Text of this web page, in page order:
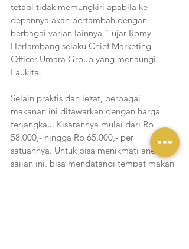
tetapi tidak memungkiri apabila ke
depannya akan bertambah dengan
berbagai varian lainnya," ujar Romy
Herlambang selaku Chief Marketing
Officer Umara Group yang menaungi
Laukita.
Selain praktis dan lezat, berbagai
makanan ini ditawarkan dengan harga
terjangkau. Kisarannya mulai dari Rp
58.000,- hingga Rp 65.000,- per
satuannya. Untuk bisa menikmati aneka
sajian ini, bisa mendatangi tempat makan